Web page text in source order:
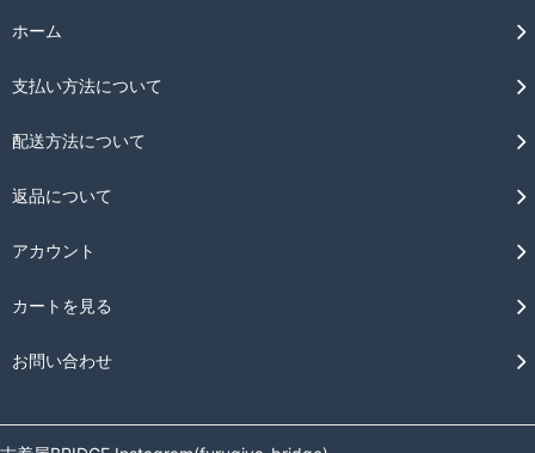
ホーム
支払い方法について
配送方法について
返品について
アカウント
カートを見る
お問い合わせ